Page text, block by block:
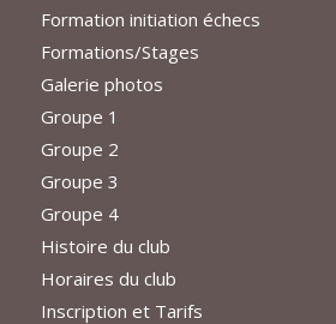
Formation initiation échecs
Formations/Stages
Galerie photos
Groupe 1
Groupe 2
Groupe 3
Groupe 4
Histoire du club
Horaires du club
Inscription et Tarifs